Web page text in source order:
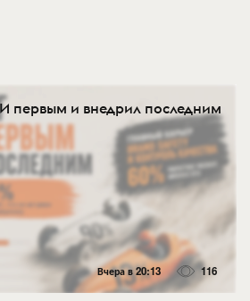
первым и внедрил последним
Вчера в 20:13 116